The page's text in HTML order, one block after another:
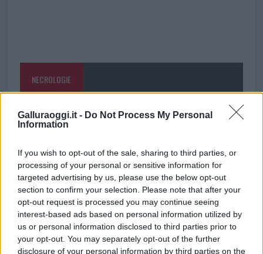
Galluraoggi.it - Do Not Process My Personal
Information
If you wish to opt-out of the sale, sharing to third parties, or
processing of your personal or sensitive information for
targeted advertising by us, please use the below opt-out
section to confirm your selection. Please note that after your
opt-out request is processed you may continue seeing
interest-based ads based on personal information utilized by
us or personal information disclosed to third parties prior to
your opt-out. You may separately opt-out of the further
disclosure of your personal information by third parties on the
NECROLOGIE
Mario Malu
Paolo Pinna
Martina Agostina Diturco